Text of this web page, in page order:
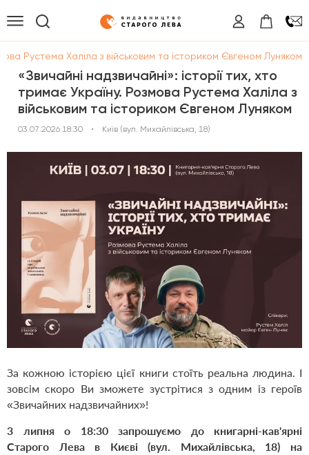
Рустема Халіла з військовим та істориком Євгеном Луняком
«Звичайні надзвичайні»: історії тих, хто
тримає Україну. Розмова Рустема Халіла з
військовим та істориком Євгеном Луняком
03.07.2026 18:30 • Київ (вул. Михайлівська, 18)
За кожною історією цієї книги стоїть реальна людина. І
зовсім скоро Ви зможете зустрітися з одним із героїв
«Звичайних надзвичайних»!
3 липня о 18:30 запрошуємо до книгарні-кав'ярні
Старого Лева в Києві (вул. Михайлівська, 18) на